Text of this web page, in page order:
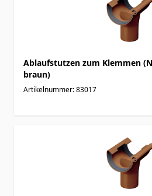
Ablaufstutzen zum Klemmen
braun)
Artikelnummer: 83017